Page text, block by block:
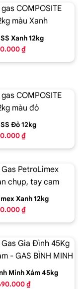
Xanh 12kg
₫
Đỏ 12kg
₫
Xanh 12kg
₫
Minh Xám 45kg
₫